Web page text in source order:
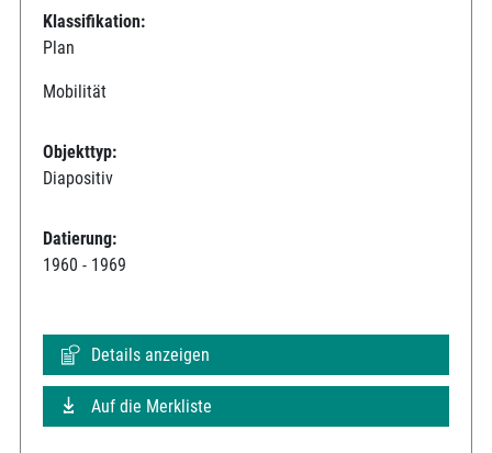
Klassifikation:
Plan
Mobilität
Objekttyp:
Diapositiv
Datierung:
1960 - 1969
Details anzeigen
Auf die Merkliste